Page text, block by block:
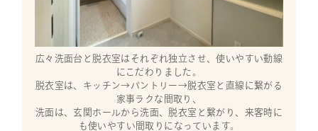
広々洗面台と脱衣室はそれぞれ独立させ、使いやすい動線
にこだわりました。
脱衣室は、キッチン→パントリー→脱衣室と直線に繋がる
家事ラクな間取り、
洗面は、玄関ホールから洗面、脱衣室と繋がり、来客時に
も使いやすい間取りになっています。